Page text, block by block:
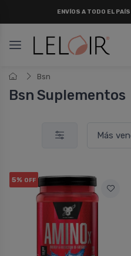
ENVÍOS A TODO EL
Bsn
Bsn Suplementos
5% OFF